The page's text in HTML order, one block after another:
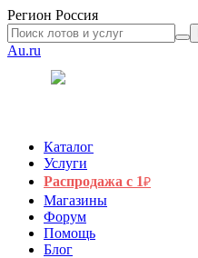
Регион Россия
Au.ru
Каталог
Услуги
Распродажа с 1₽
Магазины
Форум
Помощь
Блог